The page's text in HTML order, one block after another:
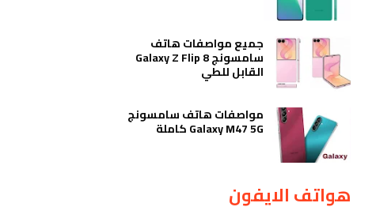
جميع مواصفات هاتف
سامسونج Galaxy Z Flip 8
القابل للطي
مواصفات هاتف سامسونج
Galaxy M47 5G كاملة
هواتف الايفون